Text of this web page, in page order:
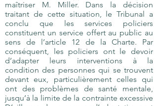
maîtriser M. Miller. Dans la décision
traitant de cette situation, le Tribunal a
conclu que les services policiers
constituent un service offert au public au
sens de l’article 12 de la Charte. Par
conséquent, les policiers ont le devoir
d’adapter leurs interventions à la
condition des personnes qui se trouvent
devant eux, particulièrement celles qui
ont des problèmes de santé mentale,
jusqu’à la limite de la contrainte excessive